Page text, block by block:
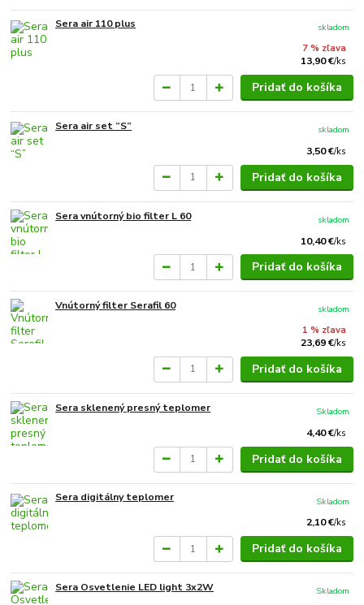
Sera air 110 plus
7 % zľava
13,90 €/ks
skladom
Pridať do košíka
Sera air set “S”
3,50 €/ks
skladom
Pridať do košíka
Sera vnútorný bio filter L 60
10,40 €/ks
skladom
Pridať do košíka
Vnútorný filter Serafil 60
1 % zľava
23,69 €/ks
skladom
Pridať do košíka
Sera sklenený presný teplomer
4,40 €/ks
Skladom
Pridať do košíka
Sera digitálny teplomer
2,10 €/ks
Skladom
Pridať do košíka
Sera Osvetlenie LED light 3x2W
Skladom